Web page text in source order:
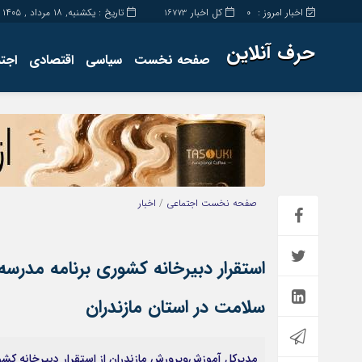
کل اخبار 16773 اخبار امروز : 0 تاریخ : یکشنبه, ۱۸ مرداد , ۱۴۰۵
حرف آنلاین صفحه نخست سیاسی اقتصادی
صفحه نخست اجتماعی / اخبار
استقرار دبیرخانه کشوری برنامه
سلامت در استان مازندران